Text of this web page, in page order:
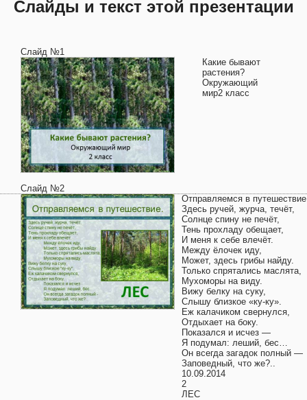
Слайды и текст этой презентации
Слайд №1
Какие бывают
растения?
Окружающий
мир2 класс
Слайд №2
Отправляемся в
Здесь ручей, журча, течёт,
Солнце спину не печёт,
Тень прохладу обещает,
И меня к себе влечёт.
Между ёлочек иду,
Может, здесь грибы найду.
Только спрятались маслята,
Мухоморы на виду.
Вижу белку на суку,
Слышу близкое «ку-ку».
Еж калачиком свернулся,
Отдыхает на боку.
Показался и исчез —
Я подумал: леший, бес…
Он всегда загадок полный —
Заповедный, что же?..
10.09.2014
2
ЛЕС